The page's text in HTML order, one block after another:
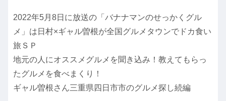
2022年5月8日に放送の「バナナマンのせっかくグル
メ」は日村×ギャル曽根が全国グルメタウンでドカ食い
旅ＳＰ
地元の人にオススメグルメを聞き込み！教えてもらっ
たグルメを食べまくり！
ギャル曽根さん三重県四日市市のグルメ探し続編